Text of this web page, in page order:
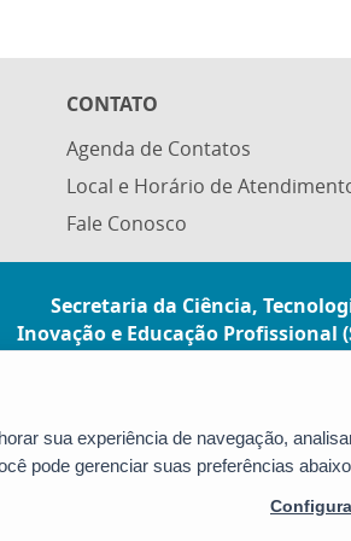
CONTATO
Agenda de Contatos
Local e Horário de
Fale Conosco
Secretaria da Ciência,
Inovação e Educação Profissional
Tel.: (27) 3636-1800
E-mail:
sua experiência de navegação,
pode gerenciar suas preferências